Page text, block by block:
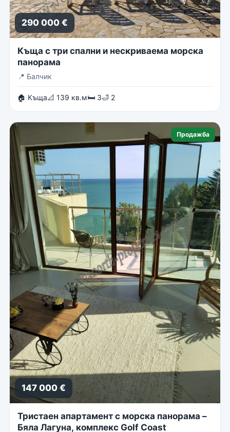
290 000 €
Къща с три спални и нескриваема морска
панорама
📍 Балчик
🏠 Къща📐 139 кв.м🛏 3🛁 2
Продажба
147 000 €
Тристаен апартамент с морска панорама –
Бяла Лагуна, комплекс Golf Coast